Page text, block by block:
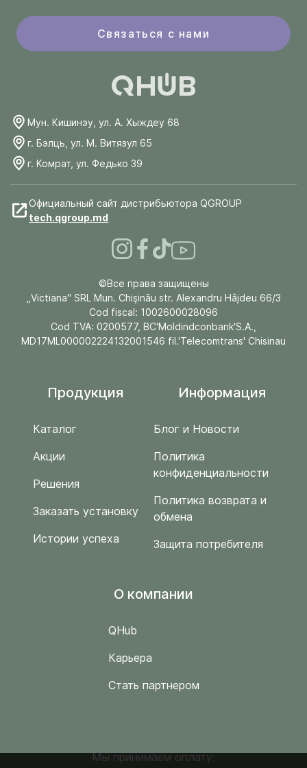
Связаться с нами
Мун. Кишинэу, ул. А. Хыждеу 68
г. Бэлць, ул. М. Витязул 65
г. Комрат, ул. Федько 39
Официальный сайт дистрибьютора QGROUP
tech.qgroup.md
©Все права защищены
„Victiana" SRL Mun. Chişinău str. Alexandru Hâjdeu 66/3
Cod fiscal: 1002600028096
Cod TVA: 0200577, BC'Moldindconbank'S.A.,
MD17ML000002224132001546 fil.'Telecomtrans' Chisinau
Продукция
Каталог
Акции
Решения
Заказать установку
Истории успеха
Информация
Блог и Новости
Политика
конфиденциальности
Политика возврата и
обмена
Защита потребителя
O компании
QHub
Карьера
Стать партнером
Мы принимаем оплату: